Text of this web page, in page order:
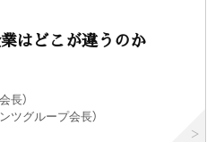
はどこが違うのか
長）
ツグループ会長）